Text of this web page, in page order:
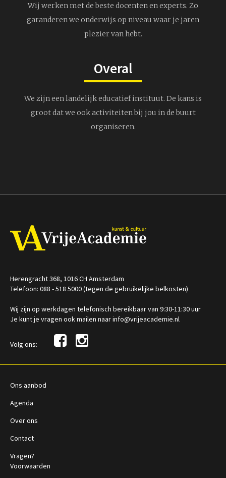
Wij werken met de beste docenten en experts. Zo
garanderen we onderwijs op niveau waar je jaren
plezier van hebt.
Overal
We zijn een landelijk educatief instituut. De kans is
groot dat we ook activiteiten bij jou in de buurt
organiseren.
Herengracht 368, 1016 CH Amsterdam
Telefoon: 088 - 518 5000 (tegen de gebruikelijke belkosten)
Wij zijn op werkdagen telefonisch bereikbaar van 9:30-11:30 uur
Je kunt je vragen ook mailen naar info@vrijeacademie.nl
Volg ons:
Ons aanbod
Agenda
Over ons
Contact
Vragen?
Voorwaarden